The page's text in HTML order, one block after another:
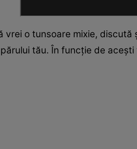
vrei o tunsoare mixie,
tău. În funcție de